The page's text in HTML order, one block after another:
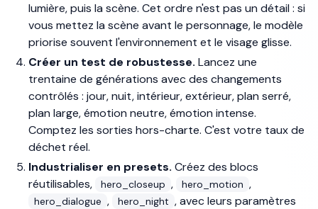
lumière, puis la scène. Cet ordre n'est pas un détail : si
vous mettez la scène avant le personnage, le modèle
priorise souvent l'environnement et le visage glisse.
Créer un test de robustesse. Lancez une
trentaine de générations avec des changements
contrôlés : jour, nuit, intérieur, extérieur, plan serré,
plan large, émotion neutre, émotion intense.
Comptez les sorties hors-charte. C'est votre taux de
déchet réel.
Industrialiser en presets. Créez des blocs
réutilisables,
hero_closeup , hero_motion ,
hero_dialogue , hero_night , avec leurs paramètres